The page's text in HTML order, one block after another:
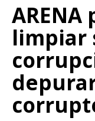
limpiar